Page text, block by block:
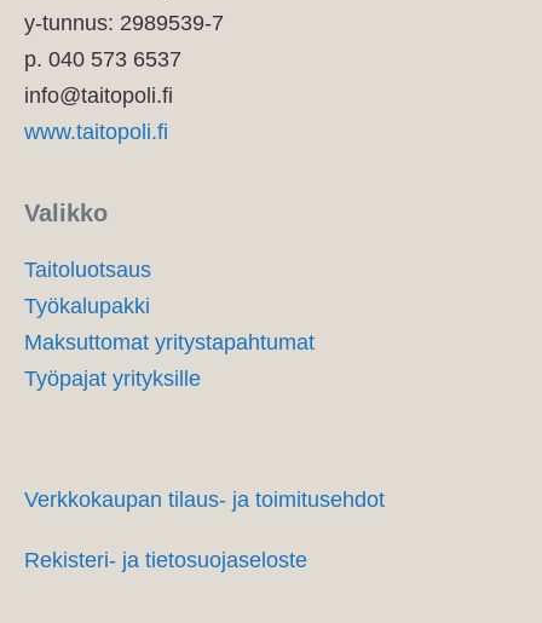
y-tunnus: 2989539-7
p. 040 573 6537
info@taitopoli.fi
www.taitopoli.fi
Valikko
Taitoluotsaus
Työkalupakki
Maksuttomat yritystapahtumat
Työpajat yrityksille
Verkkokaupan tilaus- ja toimitusehdot
Rekisteri- ja tietosuojaseloste